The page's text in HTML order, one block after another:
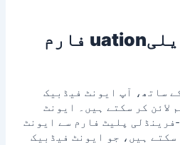
QR‑پاورڈ ایویلیuation فارم
ساتھ، آپ ایونٹ فیڈبیک
لائن کر سکتے ہیں۔ ایونٹ
پلیٹ فارم سے ایونٹ
ہیں، جو ایونٹ فیڈبیک